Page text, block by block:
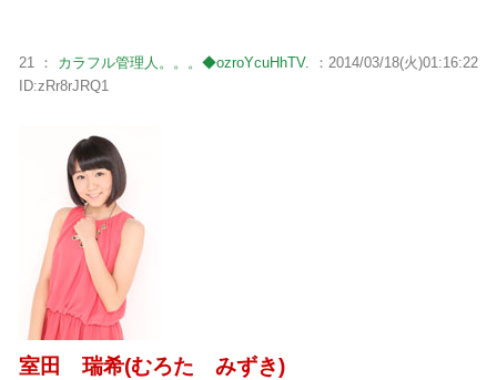
21 ： カラフル管理人。。。◆ozroYcuHhTV.
：2014/03/18(火)01:16:22
ID:zRr8rJRQ1
室田 瑞希(むろた みずき)